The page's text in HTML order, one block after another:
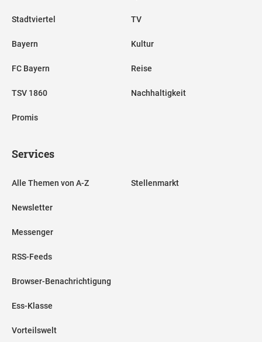
Stadtviertel
Bayern
FC Bayern
TSV 1860
Promis
TV
Kultur
Reise
Nachhaltigkeit
Services
Alle Themen von A-Z
Newsletter
Messenger
RSS-Feeds
Browser-Benachrichtigung
Ess-Klasse
Vorteilswelt
Stellenmarkt